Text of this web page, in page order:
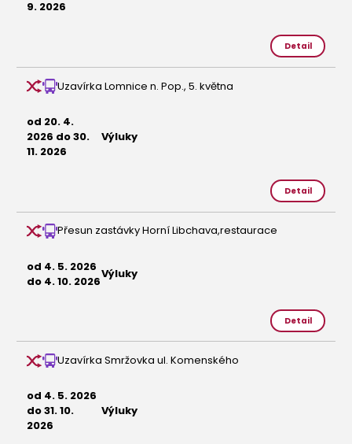
9. 2026
Detail
Uzavírka Lomnice n. Pop., 5. května
od 20. 4.
2026 do 30.
11. 2026
Výluky
Detail
Přesun zastávky Horní Libchava,restaurace
od 4. 5. 2026
do 4. 10. 2026Výluky
Detail
Uzavírka Smržovka ul. Komenského
od 4. 5. 2026
do 31. 10.
2026
Výluky